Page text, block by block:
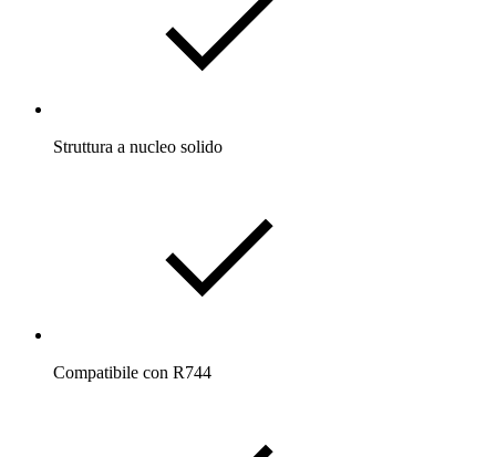
Struttura a nucleo solido
Compatibile con R744